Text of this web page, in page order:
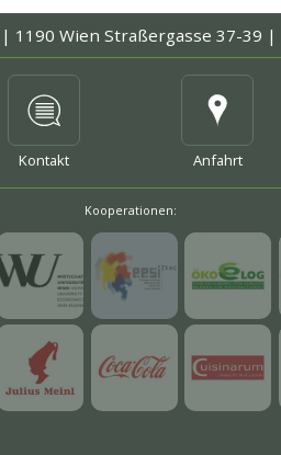
1190 Wien Straßergasse 37-39 |
Kontakt Anfahrt
mehr mehr
Kooperationen: